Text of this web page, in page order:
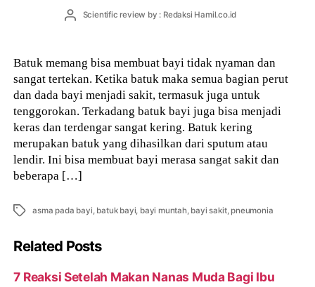
PostScientific review by : Redaksi Hamil.co.id
Batuk memang bisa membuat bayi tidak nyaman dan
sangat tertekan. Ketika batuk maka semua bagian perut
dan dada bayi menjadi sakit, termasuk juga untuk
tenggorokan. Terkadang batuk bayi juga bisa menjadi
keras dan terdengar sangat kering. Batuk kering
merupakan batuk yang dihasilkan dari sputum atau
lendir. Ini bisa membuat bayi merasa sangat sakit dan
beberapa […]
Tags asma pada bayi batuk bayi bayi muntah bayi sakit,pneumonia
Related Posts
7 Reaksi Setelah Makan Nanas Muda Bagi Ibu